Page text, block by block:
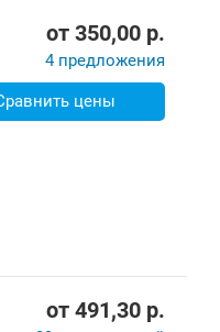
от 350,00 p.
4 предложения
цены
от 491,30 p.